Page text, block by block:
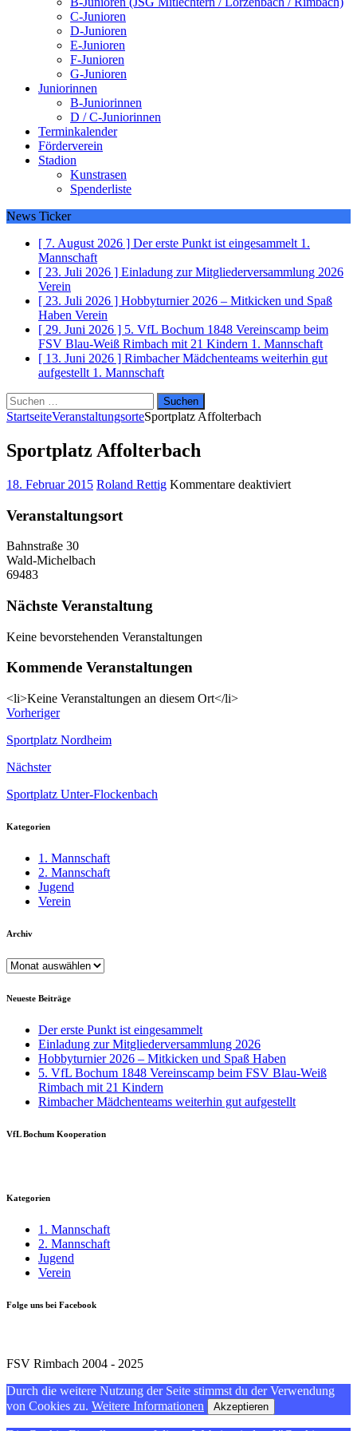
C-Junioren
D-Junioren
E-Junioren
F-Junioren
G-Junioren
Juniorinnen
B-Juniorinnen
D / C-Juniorinnen
Terminkalender
Förderverein
Stadion
Kunstrasen
Spenderliste
News Ticker
[ 7. August 2026 ] Der erste Punkt ist eingesammelt 1.
Mannschaft
[ 23. Juli 2026 ] Einladung zur Mitgliederversammlung 2026
Verein
[ 23. Juli 2026 ] Hobbyturnier 2026 – Mitkicken und Spaß
Haben Verein
[ 29. Juni 2026 ] 5. VfL Bochum 1848 Vereinscamp beim
FSV Blau-Weiß Rimbach mit 21 Kindern 1. Mannschaft
[ 13. Juni 2026 ] Rimbacher Mädchenteams weiterhin gut
aufgestellt 1. Mannschaft
Suchen
nach:
StartseiteVeranstaltungsorteSportplatz Affolterbach
Sportplatz Affolterbach
18. Februar 2015 Roland Rettig Kommentare deaktiviertfür
Veranstaltungsort
Bahnstraße 30
Wald-Michelbach
69483
Nächste Veranstaltung
Keine bevorstehenden Veranstaltungen
Kommende Veranstaltungen
<li>Keine Veranstaltungen an diesem Ort</li>
Vorheriger
Sportplatz Nordheim
Nächster
Sportplatz Unter-Flockenbach
Kategorien
1. Mannschaft
2. Mannschaft
Jugend
Verein
Archiv
Archiv
Neueste Beiträge
Der erste Punkt ist eingesammelt
Einladung zur Mitgliederversammlung 2026
Hobbyturnier 2026 – Mitkicken und Spaß Haben
5. VfL Bochum 1848 Vereinscamp beim FSV Blau-Weiß
Rimbach mit 21 Kindern
Rimbacher Mädchenteams weiterhin gut aufgestellt
VfL Bochum Kooperation
Kategorien
1. Mannschaft
2. Mannschaft
Jugend
Verein
Folge uns bei Facebook
FSV Rimbach 2004 - 2025
Durch die weitere Nutzung der Seite stimmst du der Verwendung
von Cookies zu. Weitere Informationen Akzeptieren